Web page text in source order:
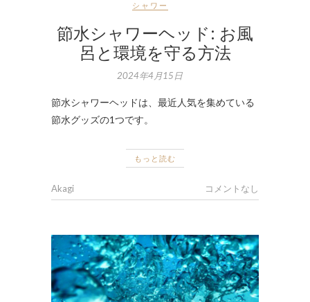
シャワー
節水シャワーヘッド: お風
呂と環境を守る方法
2024年4月15日
節水シャワーヘッドは、最近人気を集めている
節水グッズの1つです。
もっと読む
Akagi コメントなし